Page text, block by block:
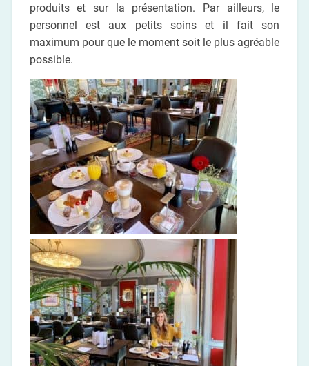
produits et sur la présentation. Par ailleurs, le
personnel est aux petits soins et il fait son
maximum pour que le moment soit le plus agréable
possible.